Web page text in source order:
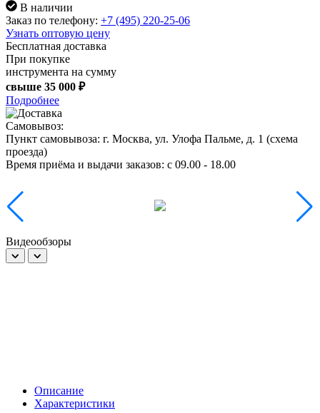
В наличии
Заказ по телефону: +7 (495) 220-25-06
Узнать оптовую цену
Бесплатная доставка
При покупке
инструмента на сумму
свыше 35 000 ₽
Подробнее
Самовывоз:
Пункт самовывоза: г. Москва, ул. Улофа Пальме, д. 1 (схема
проезда)
Время приёма и выдачи заказов: c 09.00 - 18.00
Видеообзоры
Описание
Характеристики